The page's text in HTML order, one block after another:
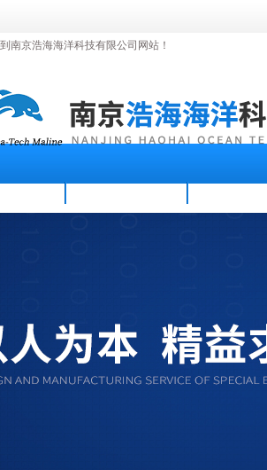
南京浩海海洋科技有限公司网站！